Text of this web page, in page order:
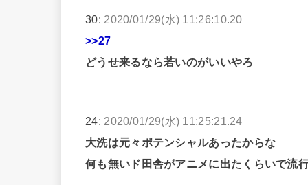
30: 2020/01/29(水) 11:26:10.20
>>27
どうせ来るなら若いのがいいやろ
24: 2020/01/29(水) 11:25:21.24
大洗は元々ポテンシャルあったからな
何も無いド田舎がアニメに出たくらいで流